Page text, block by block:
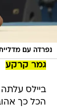
נפרדה עם
גמר קרקע
ביילס